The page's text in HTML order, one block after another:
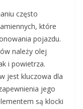
często
które
pojazdu.
należy olej
i powietrza.
jest kluczowa dla
jego
są klocki